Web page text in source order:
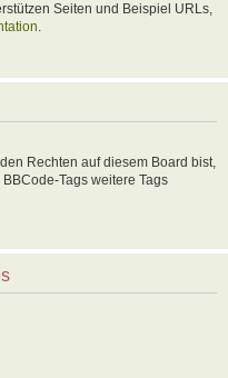
Seiten und Beispiel URLs,
.
Rechten auf diesem Board bist,
Tags weitere Tags